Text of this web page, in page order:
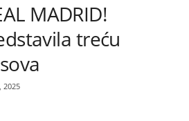
MADRID!
treću
2025